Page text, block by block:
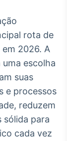
rota de
2026. A
uma escolha
suas
e processos
reduzem
sólida para
cada vez